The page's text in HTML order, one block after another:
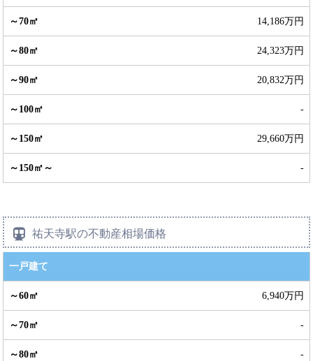
14,186万円
24,323万円
20,832万円
-
29,660万円
-
祐天寺駅の不動産相場価格
一戸建て
6,940万円
-
-